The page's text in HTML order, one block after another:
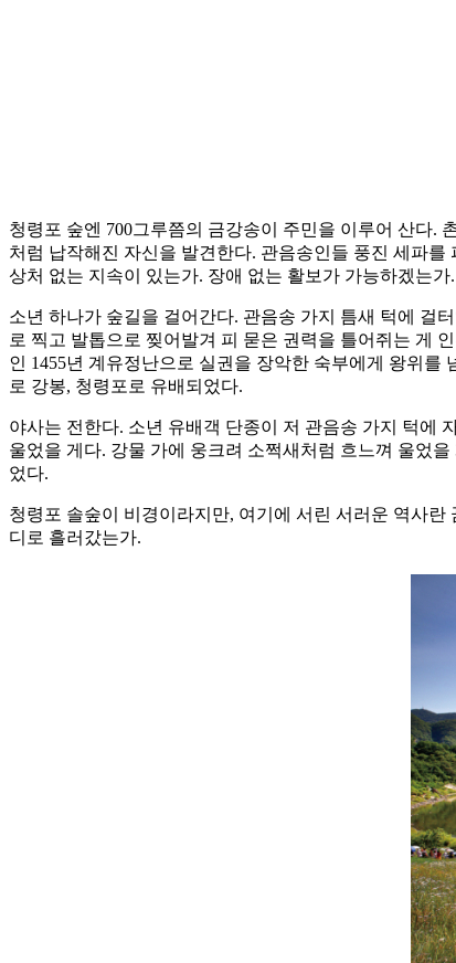
청령포 숲엔 700그루쯤의 금강송이 주민을 이루어 산다.
처럼 납작해진 자신을 발견한다. 관음송인들 풍진 세파
상처 없는 지속이 있는가. 장애 없는 활보가 가능하겠는
소년 하나가 숲길을 걸어간다. 관음송 가지 틈새 턱에 걸
로 찍고 발톱으로 찢어발겨 피 묻은 권력을 틀어쥐는 게
인 1455년 계유정난으로 실권을 장악한 숙부에게 왕위
로 강봉, 청령포로 유배되었다.
야사는 전한다. 소년 유배객 단종이 저 관음송 가지 턱에
울었을 게다. 강물 가에 웅크려 소쩍새처럼 흐느껴 울었
었다.
청령포 솔숲이 비경이라지만, 여기에 서린 서러운 역사
디로 흘러갔는가.